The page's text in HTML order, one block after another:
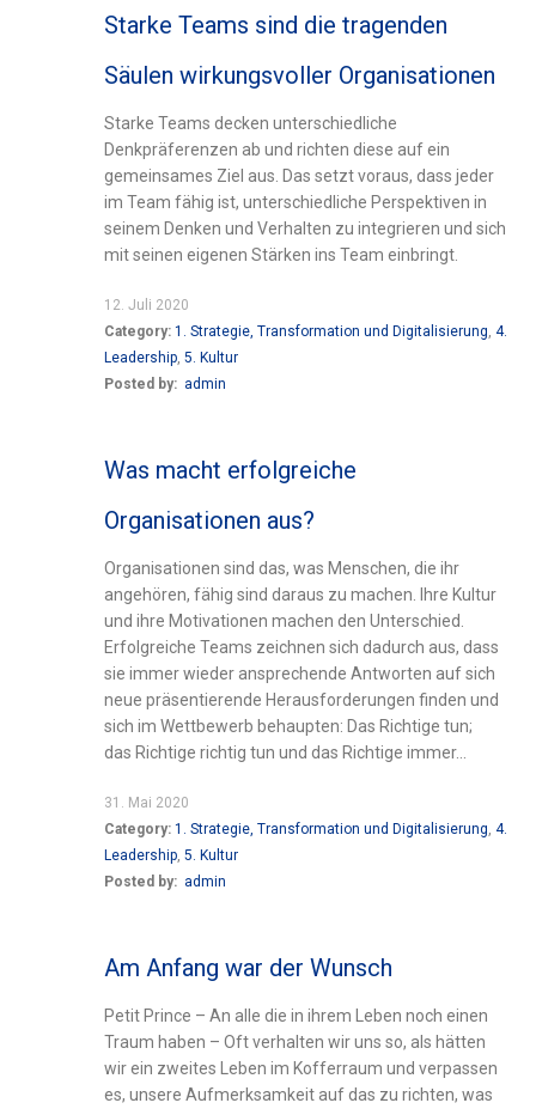
Starke Teams sind die tragenden
Säulen wirkungsvoller Organisationen
Starke Teams decken unterschiedliche
Denkpräferenzen ab und richten diese auf ein
gemeinsames Ziel aus. Das setzt voraus, dass jeder
im Team fähig ist, unterschiedliche Perspektiven in
seinem Denken und Verhalten zu integrieren und sich
mit seinen eigenen Stärken ins Team einbringt.
12. Juli 2020
Category:1. Strategie, Transformation und Digitalisierung,4.
Leadership,5. Kultur
Posted by: admin
Was macht erfolgreiche
Organisationen aus?
Organisationen sind das, was Menschen, die ihr
angehören, fähig sind daraus zu machen. Ihre Kultur
und ihre Motivationen machen den Unterschied.
Erfolgreiche Teams zeichnen sich dadurch aus, dass
sie immer wieder ansprechende Antworten auf sich
neue präsentierende Herausforderungen finden und
sich im Wettbewerb behaupten: Das Richtige tun;
das Richtige richtig tun und das Richtige immer...
31. Mai 2020
Category:1. Strategie, Transformation und Digitalisierung,4.
Leadership,5. Kultur
Posted by: admin
Am Anfang war der Wunsch
Petit Prince – An alle die in ihrem Leben noch einen
Traum haben – Oft verhalten wir uns so, als hätten
wir ein zweites Leben im Kofferraum und verpassen
es, unsere Aufmerksamkeit auf das zu richten, was